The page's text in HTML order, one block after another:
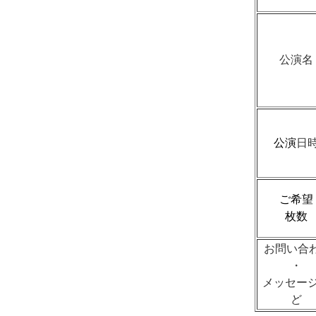
公演名
公演日
ご希望
枚数
お問い合
・
メッセー
ど